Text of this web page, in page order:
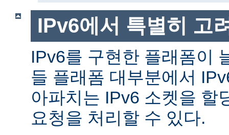
IPv6에서 특별히 고
IPv6를 구현한 플래폼이
들 플래폼 대부분에서
아파치는 IPv6 소켓을 할
요청을 처리할 수 있다.